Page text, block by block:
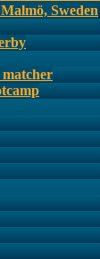
Sweden